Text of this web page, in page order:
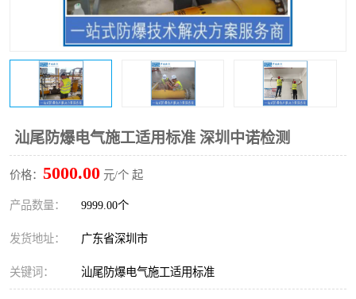
汕尾防爆电气施工适用标准 深圳中诺检测
价格： 5000.00 元/个 起
产品数量： 9999.00个
发货地址： 广东省深圳市
关键词： 汕尾防爆电气施工适用标准
防爆电气检测机构 防爆合格证代理机构